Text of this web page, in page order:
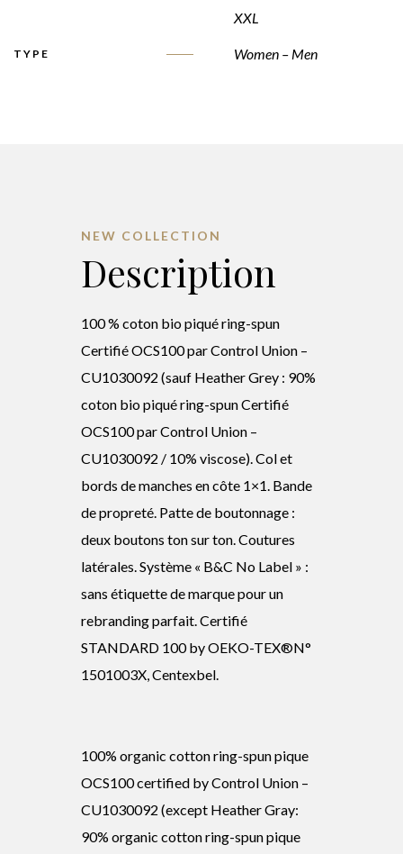
XXL
TYPE Women – Men
NEW COLLECTION
Description
100 % coton bio piqué ring-spun
Certifié OCS100 par Control Union –
CU1030092 (sauf Heather Grey : 90%
coton bio piqué ring-spun Certifié
OCS100 par Control Union –
CU1030092 / 10% viscose). Col et
bords de manches en côte 1×1. Bande
de propreté. Patte de boutonnage :
deux boutons ton sur ton. Coutures
latérales. Système « B&C No Label » :
sans étiquette de marque pour un
rebranding parfait. Certifié
STANDARD 100 by OEKO-TEX®N°
1501003X, Centexbel.
100% organic cotton ring-spun pique
OCS100 certified by Control Union –
CU1030092 (except Heather Gray:
90% organic cotton ring-spun pique